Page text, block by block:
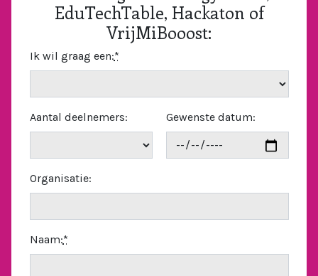
EduTechTable, Hackaton of
VrijMiBooost:
Ik wil graag een:*
Aantal deelnemers: Gewenste datum:
Organisatie:
Naam:*